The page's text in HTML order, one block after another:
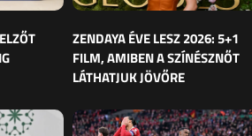
ZENDAYA ÉVE LESZ 2026: 5+1
FILM, AMIBEN A SZÍNÉSZNŐT
LÁTHATJUK JÖVŐRE